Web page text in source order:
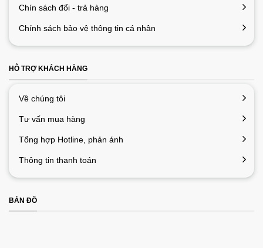
Chín sách đổi - trả hàng
Chính sách bảo vệ thông tin cá nhân
HỖ TRỢ KHÁCH HÀNG
Về chúng tôi
Tư vấn mua hàng
Tổng hợp Hotline, phản ánh
Thông tin thanh toán
BẢN ĐỒ